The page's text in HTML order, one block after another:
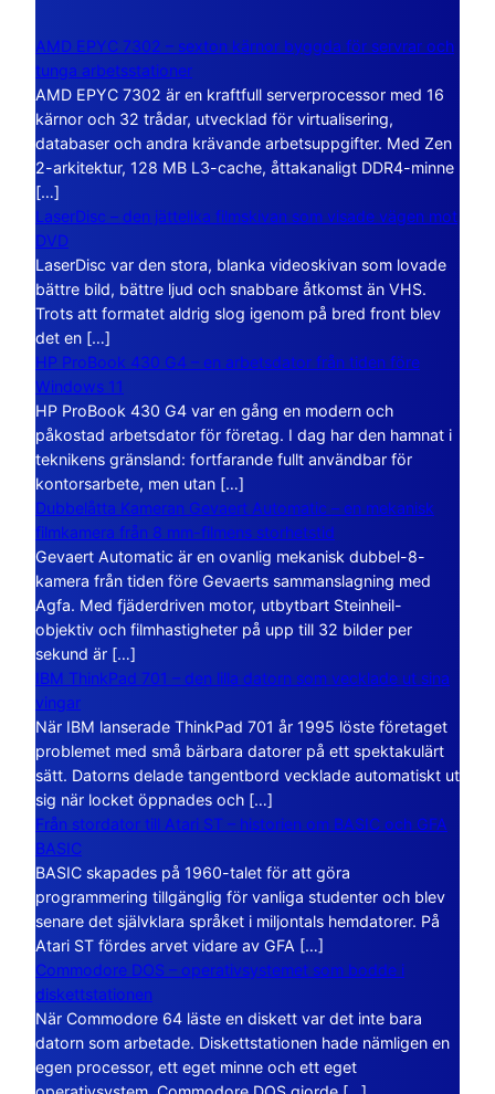
AMD EPYC 7302 – sexton kärnor byggda för servrar och
tunga arbetsstationer
AMD EPYC 7302 är en kraftfull serverprocessor med 16
kärnor och 32 trådar, utvecklad för virtualisering,
databaser och andra krävande arbetsuppgifter. Med Zen
2-arkitektur, 128 MB L3-cache, åttakanaligt DDR4-minne
[…]
LaserDisc – den jättelika filmskivan som visade vägen mot
DVD
LaserDisc var den stora, blanka videoskivan som lovade
bättre bild, bättre ljud och snabbare åtkomst än VHS.
Trots att formatet aldrig slog igenom på bred front blev
det en […]
HP ProBook 430 G4 – en arbetsdator från tiden före
Windows 11
HP ProBook 430 G4 var en gång en modern och
påkostad arbetsdator för företag. I dag har den hamnat i
teknikens gränsland: fortfarande fullt användbar för
kontorsarbete, men utan […]
Dubbelåtta Kameran Gevaert Automatic – en mekanisk
filmkamera från 8 mm-filmens storhetstid
Gevaert Automatic är en ovanlig mekanisk dubbel-8-
kamera från tiden före Gevaerts sammanslagning med
Agfa. Med fjäderdriven motor, utbytbart Steinheil-
objektiv och filmhastigheter på upp till 32 bilder per
sekund är […]
IBM ThinkPad 701 – den lilla datorn som vecklade ut sina
vingar
När IBM lanserade ThinkPad 701 år 1995 löste företaget
problemet med små bärbara datorer på ett spektakulärt
sätt. Datorns delade tangentbord vecklade automatiskt ut
sig när locket öppnades och […]
Från stordator till Atari ST – historien om BASIC och GFA
BASIC
BASIC skapades på 1960-talet för att göra
programmering tillgänglig för vanliga studenter och blev
senare det självklara språket i miljontals hemdatorer. På
Atari ST fördes arvet vidare av GFA […]
Commodore DOS – operativsystemet som bodde i
diskettstationen
När Commodore 64 läste en diskett var det inte bara
datorn som arbetade. Diskettstationen hade nämligen en
egen processor, ett eget minne och ett eget